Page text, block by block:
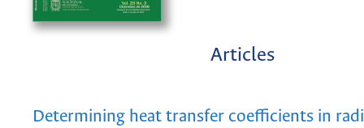
Articles
Determining heat transfer coefficients in